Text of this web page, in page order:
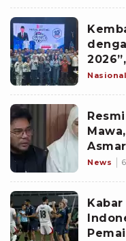
Nasional
Inara
News